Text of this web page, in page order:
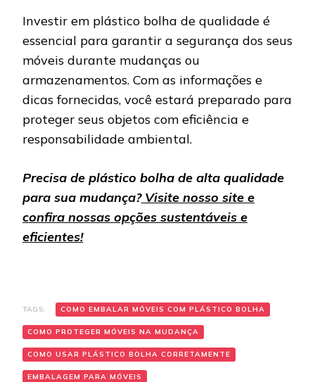
Investir em plástico bolha de qualidade é
essencial para garantir a segurança dos seus
móveis durante mudanças ou
armazenamentos. Com as informações e
dicas fornecidas, você estará preparado para
proteger seus objetos com eficiência e
responsabilidade ambiental.​
Precisa de plástico bolha de alta qualidade
para sua mudança?Visite nosso site e
confira nossas opções sustentáveis e
eficientes!​
TAGS: COMO EMBALAR MÓVEIS COM PLÁSTICO BOLHA
COMO PROTEGER MÓVEIS NA MUDANÇA
COMO USAR PLÁSTICO BOLHA CORRETAMENTE
EMBALAGEM PARA MÓVEIS